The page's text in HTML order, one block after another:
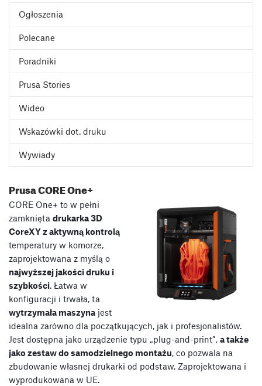
Ogłoszenia
Polecane
Poradniki
Prusa Stories
Wideo
Wskazówki dot. druku
Wywiady
Prusa CORE One+
CORE One+ to w pełni
zamknięta drukarka 3D
CoreXY z aktywną kontrolą
temperatury w komorze,
zaprojektowana z myślą o
najwyższej jakości druku i
szybkości. Łatwa w
konfiguracji i trwała, ta
wytrzymała maszyna jest
idealna zarówno dla początkujących, jak i profesjonalistów.
Jest dostępna jako urządzenie typu „plug-and-print”, a także
jako zestaw do samodzielnego montażu, co pozwala na
zbudowanie własnej drukarki od podstaw. Zaprojektowana i
wyprodukowana w UE.